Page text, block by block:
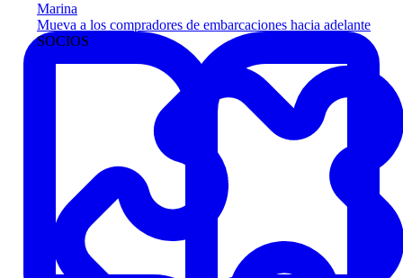
Marina
Mueva a los compradores de embarcaciones hacia adelante
SOCIOS